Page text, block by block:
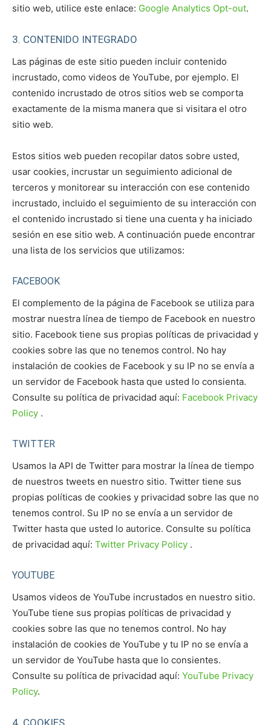
sitio web, utilice este enlace: Google Analytics Opt-out.
3. CONTENIDO INTEGRADO
Las páginas de este sitio pueden incluir contenido
incrustado, como videos de YouTube, por ejemplo. El
contenido incrustado de otros sitios web se comporta
exactamente de la misma manera que si visitara el otro
sitio web.
Estos sitios web pueden recopilar datos sobre usted,
usar cookies, incrustar un seguimiento adicional de
terceros y monitorear su interacción con ese contenido
incrustado, incluido el seguimiento de su interacción con
el contenido incrustado si tiene una cuenta y ha iniciado
sesión en ese sitio web. A continuación puede encontrar
una lista de los servicios que utilizamos:
FACEBOOK
El complemento de la página de Facebook se utiliza para
mostrar nuestra línea de tiempo de Facebook en nuestro
sitio. Facebook tiene sus propias políticas de privacidad y
cookies sobre las que no tenemos control. No hay
instalación de cookies de Facebook y su IP no se envía a
un servidor de Facebook hasta que usted lo consienta.
Consulte su política de privacidad aquí: Facebook Privacy
Policy .
TWITTER
Usamos la API de Twitter para mostrar la línea de tiempo
de nuestros tweets en nuestro sitio. Twitter tiene sus
propias políticas de cookies y privacidad sobre las que no
tenemos control. Su IP no se envía a un servidor de
Twitter hasta que usted lo autorice. Consulte su política
de privacidad aquí: Twitter Privacy Policy .
YOUTUBE
Usamos videos de YouTube incrustados en nuestro sitio.
YouTube tiene sus propias políticas de privacidad y
cookies sobre las que no tenemos control. No hay
instalación de cookies de YouTube y tu IP no se envía a
un servidor de YouTube hasta que lo consientes.
Consulte su política de privacidad aquí: YouTube Privacy
Policy.
4. COOKIES